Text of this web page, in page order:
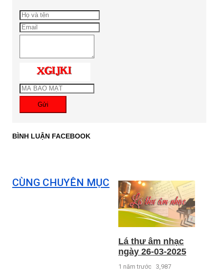
Gửi
BÌNH LUẬN FACEBOOK
CÙNG CHUYÊN MỤC
Lá thư âm nhạc
ngày 26-03-2025
1 năm trước 3,987